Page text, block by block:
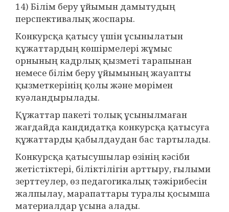
14) Білім беру ұйымын дамытудың
перспективалық жоспары.
Конкурсқа қатысу үшін ұсынылатын
құжаттардың көшірмелері жұмыс
орнының кадрлық қызметі тарапынан
немесе білім беру ұйымының жауапты
қызметкерінің қолы және мөрімен
куәландырылады.
Құжаттар пакеті толық ұсынылмаған
жағдайда кандидатқа конкурсқа қатысуға
құжаттарды қабылдаудан бас тартылады.
Конкурсқа қатысушылар өзінің кәсіби
жетістіктері, біліктілігін арттыру, ғылыми
зерттеулер, өз педагогикалық тәжірибесін
жалпылау, марапаттары туралы қосымша
материалдар ұсына алады.